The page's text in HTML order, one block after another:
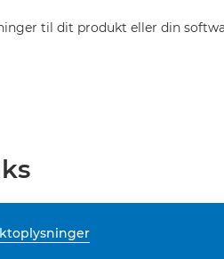
til dit produkt eller din